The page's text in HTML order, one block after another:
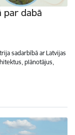
par dabā
sadarbībā ar Latvijas
plānotājus,